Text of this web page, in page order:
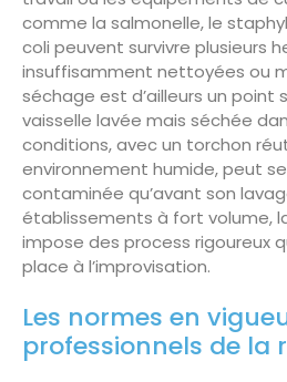
comme la salmonelle, le
coli peuvent survivre plusieurs
insuffisamment nettoyées ou
séchage est d’ailleurs un point
vaisselle lavée mais séchée
conditions, avec un torchon
environnement humide, peut
contaminée qu’avant son
établissements à fort volume,
impose des process rigoureux
place à l’improvisation.
Les normes en
professionnels de la